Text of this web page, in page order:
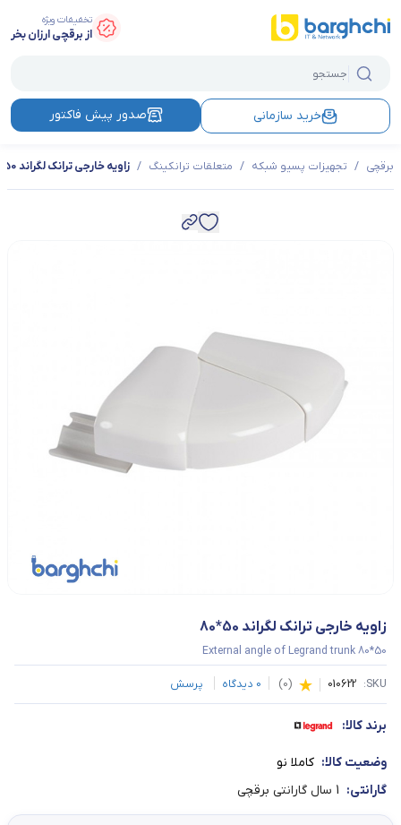
تخفیفات ویژه
از برقچی ارزان بخر
خرید سازمانی صدور پیش فاکتور
برقچی / تجهیزات پسیو شبکه / متعلقات ترانکینگ / زاویه خارجی ترانک لگراند 50*80
زاویه خارجی ترانک لگراند 50*80
External angle of Legrand trunk 80*50
SKU:
010622
(
0
)
0 دیدگاه پرسش
برند کالا:
وضعیت کالا: کاملا نو
گارانتی: 1 سال گارانتی برقچی